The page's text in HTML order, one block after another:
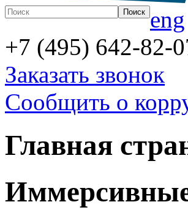
eng
+7 (495) 642-82-
Заказать звонок
Сообщить о
Главная